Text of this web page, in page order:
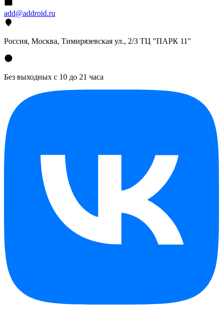
add@addroid.ru
Россия, Москва, Тимирязевская ул., 2/3 ТЦ "ПАРК 11"
Без выходных с 10 до 21 часа